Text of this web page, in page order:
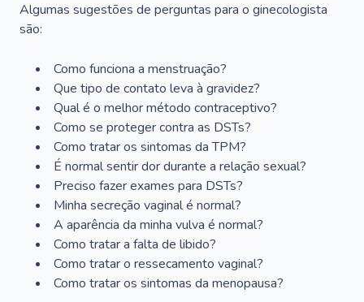
Algumas sugestões de perguntas para o ginecologista
são:
Como funciona a menstruação?
Que tipo de contato leva à gravidez?
Qual é o melhor método contraceptivo?
Como se proteger contra as DSTs?
Como tratar os sintomas da TPM?
É normal sentir dor durante a relação sexual?
Preciso fazer exames para DSTs?
Minha secreção vaginal é normal?
A aparência da minha vulva é normal?
Como tratar a falta de libido?
Como tratar o ressecamento vaginal?
Como tratar os sintomas da menopausa?